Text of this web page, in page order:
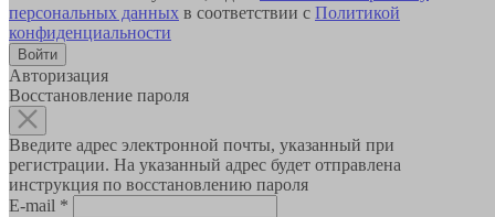
персональных данных в соответствии с Политикой
конфиденциальности
Авторизация
Восстановление пароля
Введите адрес электронной почты, указанный при
регистрации. На указанный адрес будет отправлена
инструкция по восстановлению пароля
E-mail *